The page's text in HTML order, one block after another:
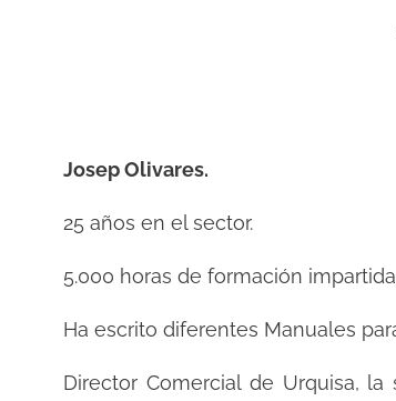
Josep Olivares.
25 años en el sector.
5.000 horas de formación
Ha escrito diferentes Manuales
Director Comercial de Urquisa, la